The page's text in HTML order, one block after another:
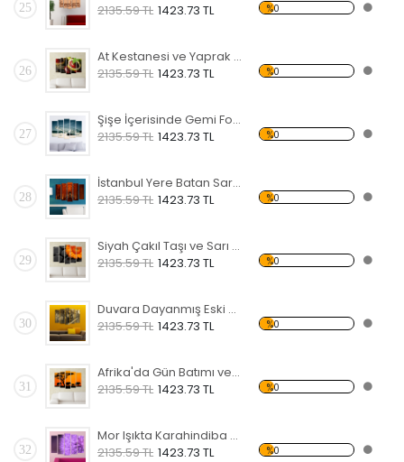
25
2135.59 TL 1423.73 TL %0
26
At Kestanesi ve Yaprak Forex Tablo
2135.59 TL 1423.73 TL %0
27
Şişe İçerisinde Gemi Forex Tablo
2135.59 TL 1423.73 TL %0
28
İstanbul Yere Batan Sarnıcı Forex Tablo
2135.59 TL 1423.73 TL %0
29
Siyah Çakıl Taşı ve Sarı Çiçek Forex Tablo
2135.59 TL 1423.73 TL %0
30
Duvara Dayanmış Eski Bisiklet Forex Tablo
2135.59 TL 1423.73 TL %0
31
Afrika'da Gün Batımı ve Fil Sürüsü Forex Tablo
2135.59 TL 1423.73 TL %0
32
Mor Işıkta Karahindiba Çiçeği Forex Tablo
2135.59 TL 1423.73 TL %0